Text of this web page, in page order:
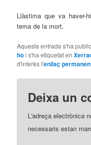
Llàstima que va haver-
tema de la mort.
Aquesta entrada s'ha
hoi s'ha etiquetat en
d'interès l'enllaç
Deixa un
L'adreça electrònica
necessaris estan